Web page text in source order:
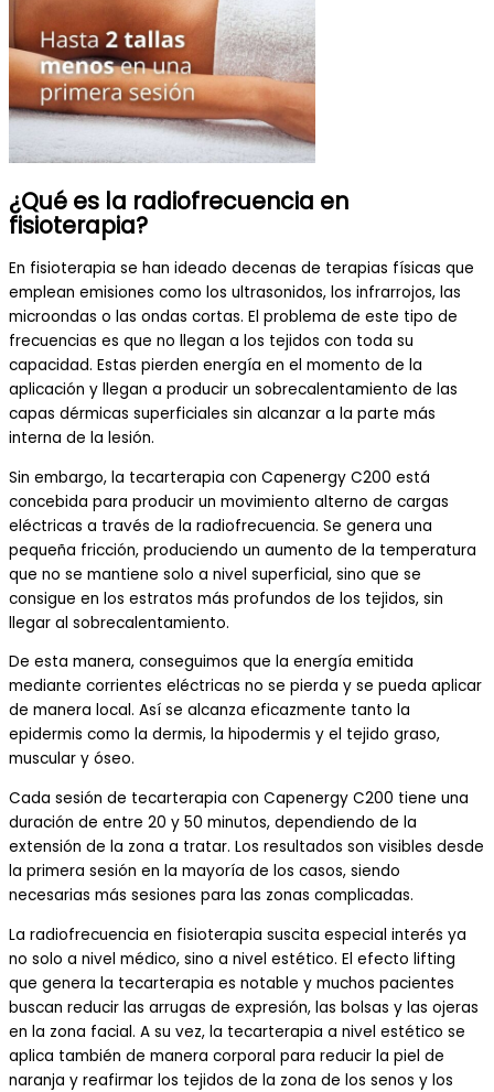
¿Qué es la radiofrecuencia en
fisioterapia?
En fisioterapia se han ideado decenas de terapias físicas que
emplean emisiones como los ultrasonidos, los infrarrojos, las
microondas o las ondas cortas. El problema de este tipo de
frecuencias es que no llegan a los tejidos con toda su
capacidad. Estas pierden energía en el momento de la
aplicación y llegan a producir un sobrecalentamiento de las
capas dérmicas superficiales sin alcanzar a la parte más
interna de la lesión.
Sin embargo, la tecarterapia con Capenergy C200 está
concebida para producir un movimiento alterno de cargas
eléctricas a través de la radiofrecuencia. Se genera una
pequeña fricción, produciendo un aumento de la temperatura
que no se mantiene solo a nivel superficial, sino que se
consigue en los estratos más profundos de los tejidos, sin
llegar al sobrecalentamiento.
De esta manera, conseguimos que la energía emitida
mediante corrientes eléctricas no se pierda y se pueda aplicar
de manera local. Así se alcanza eficazmente tanto la
epidermis como la dermis, la hipodermis y el tejido graso,
muscular y óseo.
Cada sesión de tecarterapia con Capenergy C200 tiene una
duración de entre 20 y 50 minutos, dependiendo de la
extensión de la zona a tratar. Los resultados son visibles desde
la primera sesión en la mayoría de los casos, siendo
necesarias más sesiones para las zonas complicadas.
La radiofrecuencia en fisioterapia suscita especial interés ya
no solo a nivel médico, sino a nivel estético. El efecto lifting
que genera la tecarterapia es notable y muchos pacientes
buscan reducir las arrugas de expresión, las bolsas y las ojeras
en la zona facial. A su vez, la tecarterapia a nivel estético se
aplica también de manera corporal para reducir la piel de
naranja y reafirmar los tejidos de la zona de los senos y los